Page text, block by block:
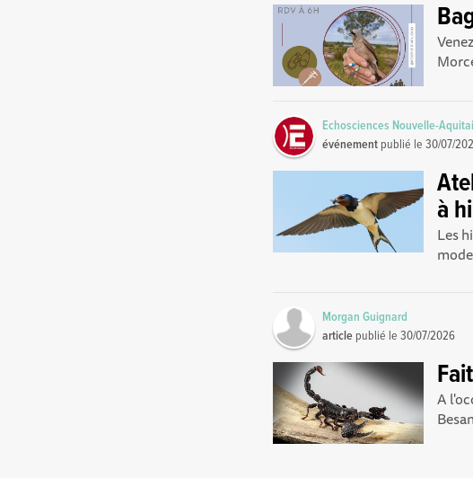
Echosciences Nouvelle-
événement publié le30/07/
à
Les
Morgan Guignard
article publié le30/07/2026
A